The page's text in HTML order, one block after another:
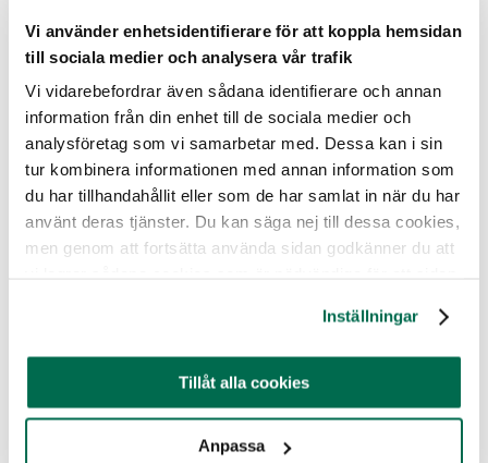
Vi använder enhetsidentifierare för att koppla hemsidan
till sociala medier och analysera vår trafik
Vi vidarebefordrar även sådana identifierare och annan
information från din enhet till de sociala medier och
analysföretag som vi samarbetar med. Dessa kan i sin
tur kombinera informationen med annan information som
du har tillhandahållit eller som de har samlat in när du har
använt deras tjänster. Du kan säga nej till dessa cookies,
men genom att fortsätta använda sidan godkänner du att
Inställningar
Tillåt alla cookies
Anpassa
kontrollerade endast de två aktuella korna och fann att de
var för magra, men då inspektörerna godkände bondens
förklaring till varför korna var magra noterades ingen
I februari kunde Djurrättsalliansen berätta att en av de
mjölkbönder som förra året fick en guldmedalj har
vanvårdat djuren i åratal – och länsstyrelsen gör
ingenting
Här under ser du en bild från den gården, tagna av
Brott mot djurskyddslagstiftningen även tidigare år
Tidningen Syrehar tidigare granskat LRF:s
guldmedaljprogram och kunde förra året visa att en stor